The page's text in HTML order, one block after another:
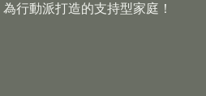
為行動派打造的支持型家庭！